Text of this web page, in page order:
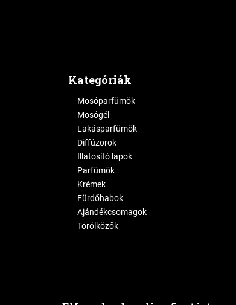
Kategóriák
Mosóparfümök
Mosógél
Lakásparfümök
Diffúzorok
Illatosító lapok
Parfümök
Krémek
Fürdőhabok
Ajándékcsomagok
Törölközők